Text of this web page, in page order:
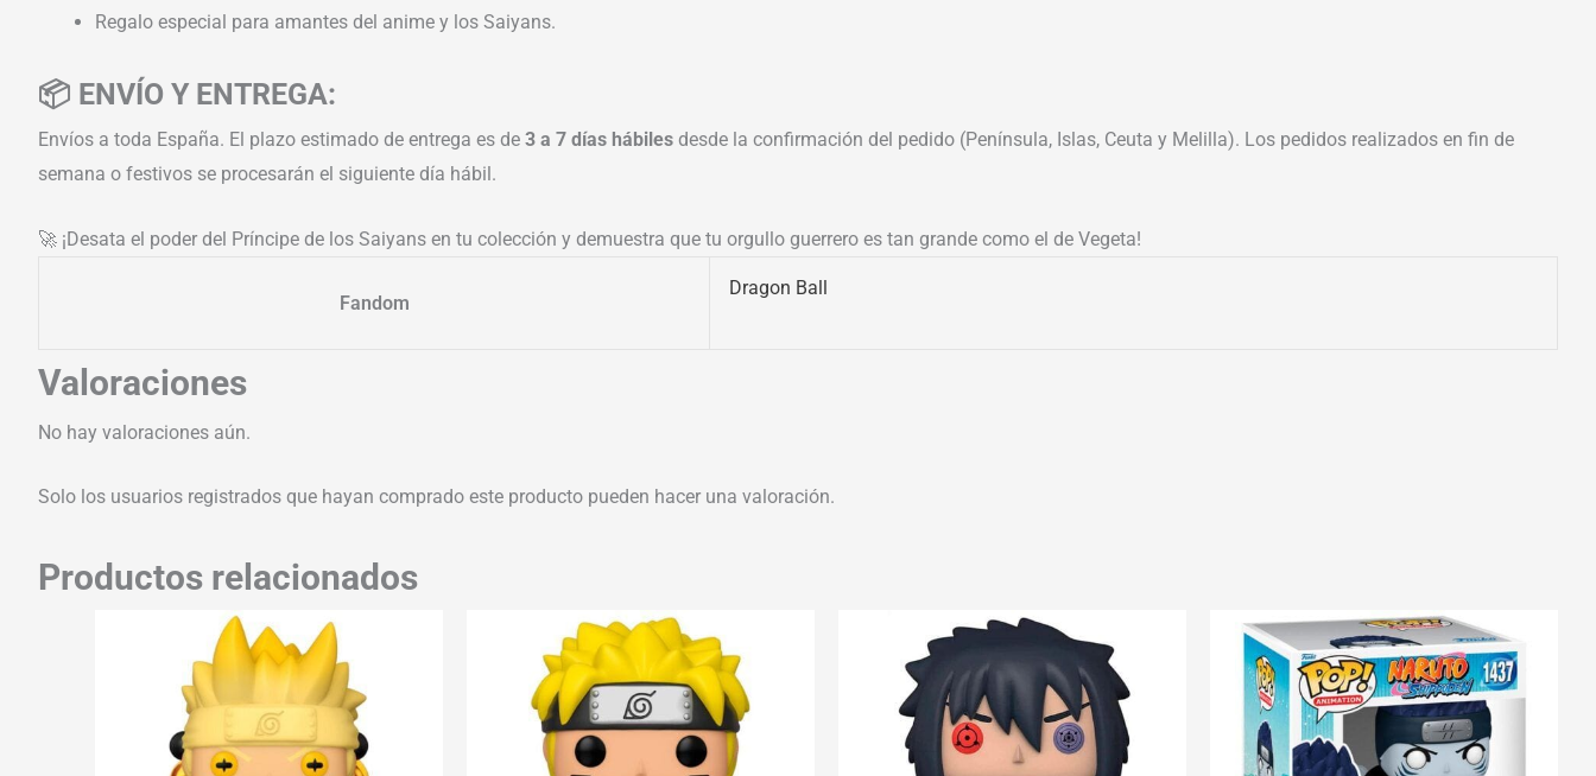
Regalo especial para amantes del anime y los Saiyans.
📦 ENVÍO Y ENTREGA:
Envíos a toda España. El plazo estimado de entrega es de 3 a 7 días hábiles desde la confirmación del pedido (Península, Islas, Ceuta y Melilla). Los pedidos realizados en fin de
semana o festivos se procesarán el siguiente día hábil.
🚀 ¡Desata el poder del Príncipe de los Saiyans en tu colección y demuestra que tu orgullo guerrero es tan grande como el de Vegeta!
Fandom
Dragon Ball
Valoraciones
No hay valoraciones aún.
Solo los usuarios registrados que hayan comprado este producto pueden hacer una valoración.
Productos relacionados